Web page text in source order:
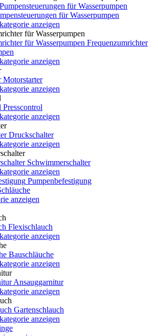
für Wasserpumpen
anzeigen
Frequenzumrichter
anzeigen
Motorstarter
anzeigen
Presscontrol
anzeigen
Druckschalter
anzeigen
Schwimmerschalter
anzeigen
Pumpenbefestigung
anzeigen
Flexischlauch
anzeigen
Bauschläuche
anzeigen
Ansauggarnitur
anzeigen
Gartenschlauch
anzeigen